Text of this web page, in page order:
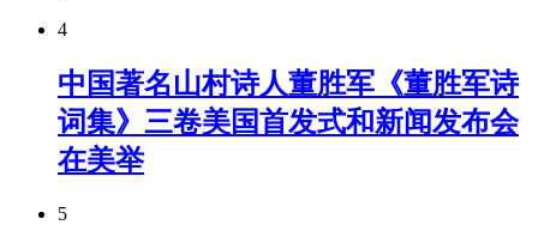
4
中国著名山村诗人董胜军《董胜军诗
词集》三卷美国首发式和新闻发布会
在美举
5